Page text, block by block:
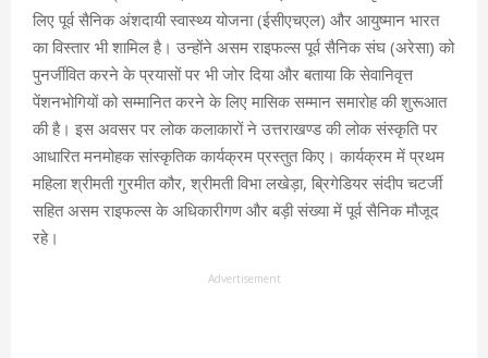
लिए पूर्व सैनिक अंशदायी स्वास्थ्य योजना (ईसीएचएल) और आयुष्मान भारत
का विस्तार भी शामिल है। उन्होंने असम राइफल्स पूर्व सैनिक संघ (अरेसा) को
पुनर्जीवित करने के प्रयासों पर भी जोर दिया और बताया कि सेवानिवृत्त
पेंशनभोगियों को सम्मानित करने के लिए मासिक सम्मान समारोह की शुरूआत
की है। इस अवसर पर लोक कलाकारों ने उत्तराखण्ड की लोक संस्कृति पर
आधारित मनमोहक सांस्कृतिक कार्यक्रम प्रस्तुत किए। कार्यक्रम में प्रथम
महिला श्रीमती गुरमीत कौर, श्रीमती विभा लखेड़ा, ब्रिगेडियर संदीप चटर्जी
सहित असम राइफल्स के अधिकारीगण और बड़ी संख्या में पूर्व सैनिक मौजूद
रहे।
Advertisement